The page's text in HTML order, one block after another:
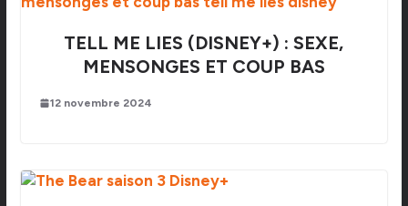
TELL ME LIES (DISNEY+) : SEXE,
MENSONGES ET COUP BAS
12 novembre 2024